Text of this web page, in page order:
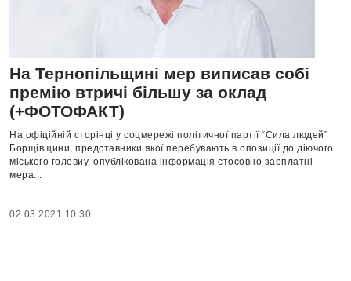
На Тернопільщині мер виписав собі
премію втричі більшу за оклад
(+ФОТОФАКТ)
На офіційній сторінці у соцмережі політичної партії “Сила людей”
Борщівщини, представники якої перебувають в опозиції до діючого
міського головиу, опублікована інформація стосовно зарплатні
мера...
02.03.2021 10:30